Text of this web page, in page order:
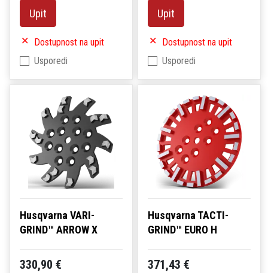
Upit
Dostupnost na upit
Usporedi
Upit
Dostupnost na upit
Usporedi
Husqvarna VARI-
GRIND™ ARROW X
330,90 €
Husqvarna TACTI-
GRIND™ EURO H
371,43 €